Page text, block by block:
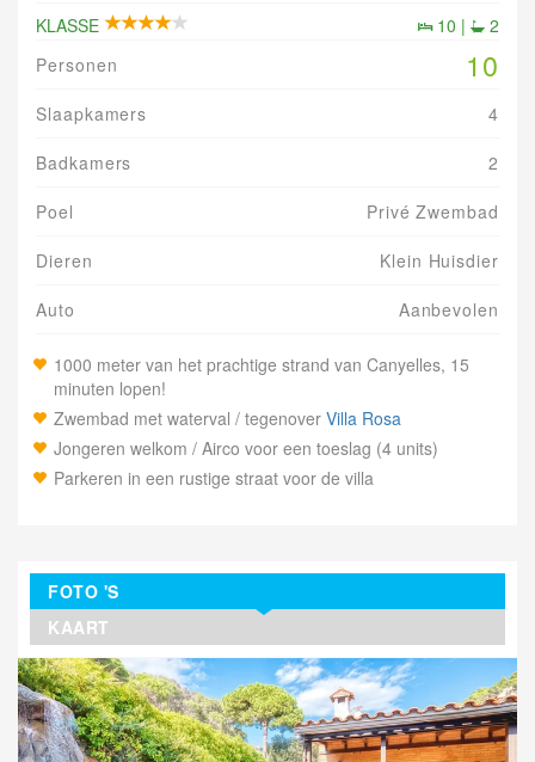
KLASSE 10 |
2
Personen
10
Slaapkamers 4
Badkamers 2
Poel Privé Zwembad
Dieren Klein Huisdier
Auto Aanbevolen
1000 meter van het prachtige strand van Canyelles, 15
minuten lopen!
Zwembad met waterval / tegenover Villa Rosa
Jongeren welkom / Airco voor een toeslag (4 units)
Parkeren in een rustige straat voor de villa
FOTO 'S
KAART